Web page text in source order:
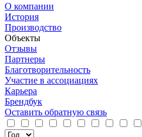
О компании
История
Производство
Объекты
Отзывы
Партнеры
Благотворительность
Участие в ассоциациях
Карьера
Брендбук
Оставить обратную связь